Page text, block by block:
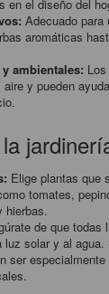
en el diseño del
Adecuado para
aromáticas
ambientales:
y pueden
Elige plantas que
tomates,
hierbas.
de que todas
luz solar y al
ser